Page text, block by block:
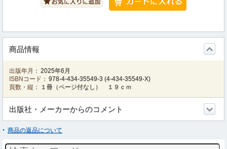
商品情報
出版年月： 2025年6月
ISBNコード： 978-4-434-35549-3 (4-434-35549-X)
頁数・縦：
１冊（ページ付なし） １９ｃｍ
出版社・メーカーからのコメント
商品の返品について